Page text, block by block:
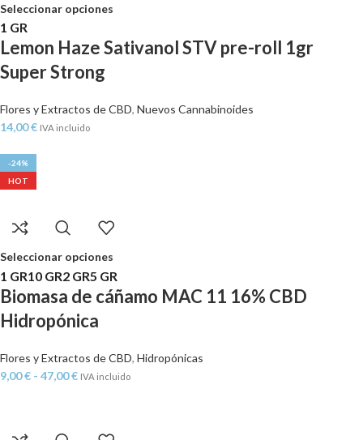
Seleccionar opciones
1 GR
Lemon Haze Sativanol STV pre-roll 1gr
Super Strong
Flores y Extractos de CBD, Nuevos Cannabinoides
14,00€ IVA incluido
-24%
HOT
Seleccionar opciones
1 GR10 GR2 GR5 GR
Biomasa de cáñamo MAC 11 16% CBD
Hidropónica
Flores y Extractos de CBD, Hidropónicas
9,00€ - 47,00€ IVA incluido